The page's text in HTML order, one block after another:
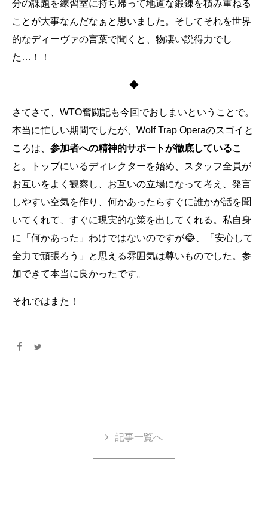
分の課題を練習室に持ち帰って地道な鍛錬を積み重ねる
ことが大事なんだなぁと思いました。そしてそれを世界
的なディーヴァの言葉で聞くと、物凄い説得力でし
た…！！
◆
さてさて、WTO奮闘記も今回でおしまいということで。
本当に忙しい期間でしたが、Wolf Trap Operaのスゴイと
ころは、 参加者への精神的サポートが徹底しているこ
と。トップにいるディレクターを始め、スタッフ全員が
お互いをよく観察し、お互いの立場になって考え、発言
しやすい空気を作り、何かあったらすぐに誰かが話を聞
いてくれて、すぐに現実的な策を出してくれる。私自身
に「何かあった」わけではないのですが😂、「安心して
全力で頑張ろう」と思える雰囲気は尊いものでした。参
加できて本当に良かったです。
それではまた！
記事一覧へ